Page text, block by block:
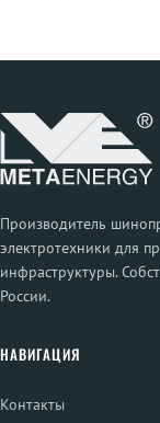
Производитель
электротехники для
инфраструктуры.
России.
НАВИГАЦИЯ
Контакты